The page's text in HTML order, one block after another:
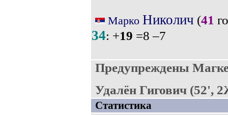
Марко Николич (41
34: +19 =8 –7
Предупреждены
Удалён Гигович (52',
Статистика